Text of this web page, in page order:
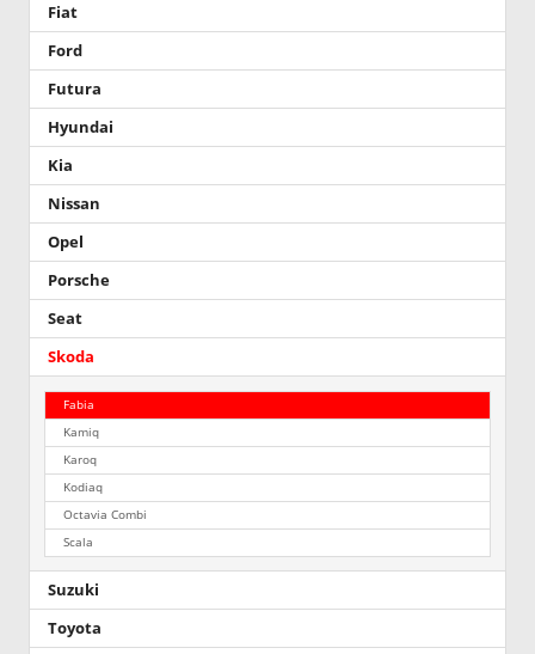
Fiat
Ford
Futura
Hyundai
Kia
Nissan
Opel
Porsche
Seat
Skoda
Fabia
Kamiq
Karoq
Kodiaq
Octavia Combi
Scala
Suzuki
Toyota